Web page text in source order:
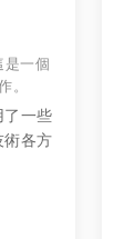
是一個
。
了一些
術各方